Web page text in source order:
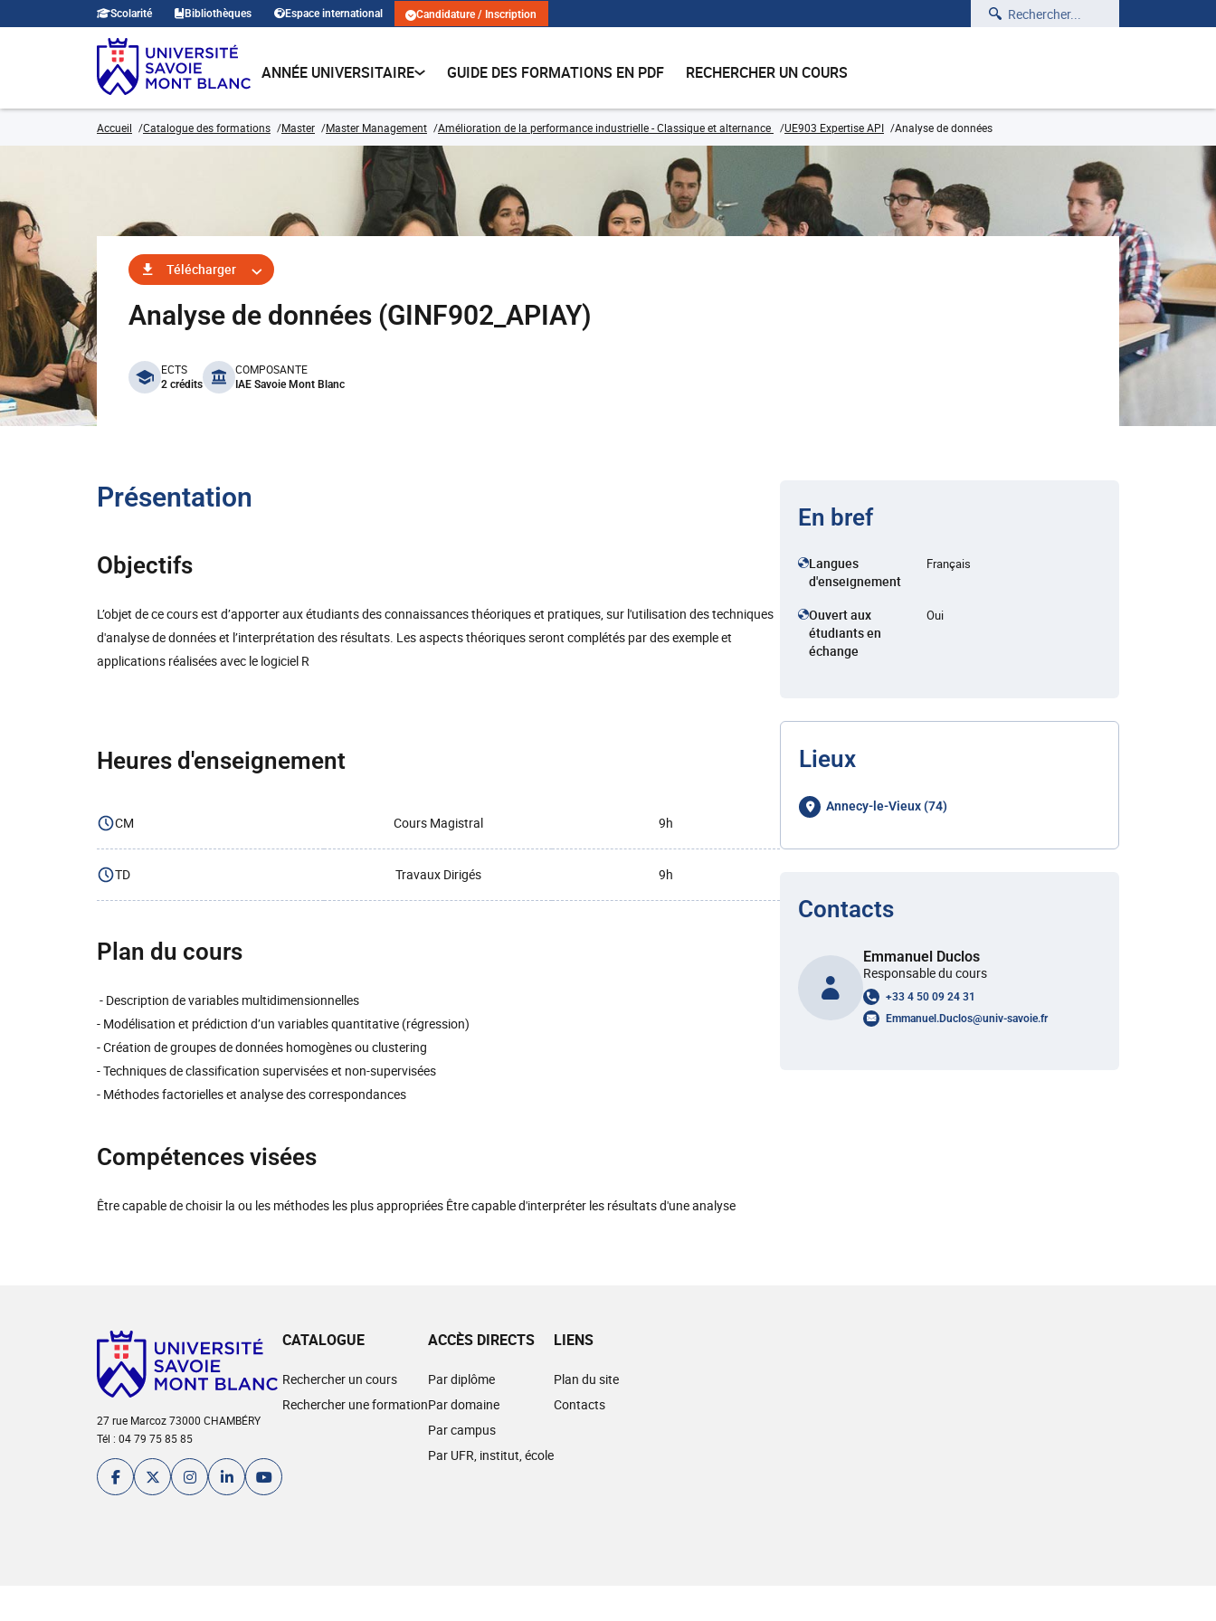
Scolarité Bibliothèques Espace international Candidature / Inscription Rechercher
ANNÉE UNIVERSITAIRE GUIDE DES FORMATIONS EN PDF RECHERCHER UN COURS
Accueil Catalogue des formations Master Master Management Amélioration de la performance industrielle - Classique et alternance UE903 Expertise API Analyse de données
Télécharger
Analyse de données (GINF902_APIAY)
benefits
ECTS
2 crédits
COMPOSANTE
IAE Savoie Mont Blanc
Présentation
Objectifs
L’objet de ce cours est d’apporter aux étudiants des connaissances théoriques et pratiques, sur l'utilisation des techniques
d'analyse de données et l’interprétation des résultats. Les aspects théoriques seront complétés par des exemple et
applications réalisées avec le logiciel R
Heures d'enseignement
CM Cours Magistral 9h
TD Travaux Dirigés 9h
Plan du cours
- Description de variables multidimensionnelles
- Modélisation et prédiction d’un variables quantitative (régression)
- Création de groupes de données homogènes ou clustering
- Techniques de classification supervisées et non-supervisées
- Méthodes factorielles et analyse des correspondances
Compétences visées
Être capable de choisir la ou les méthodes les plus appropriées Être capable d'interpréter les résultats d'une analyse
En bref
Langues
d'enseignement
Français
Ouvert aux
étudiants en
échange
Oui
Lieux
Annecy-le-Vieux (74)
Contacts
Emmanuel Duclos
Responsable du cours
+33 4 50 09 24 31
Emmanuel.Duclos@univ-savoie.fr
27 rue Marcoz 73000 CHAMBÉRY
Tél : 04 79 75 85 85
CATALOGUE
Rechercher un cours
Rechercher une formation
ACCÈS DIRECTS
Par diplôme
Par domaine
Par campus
Par UFR, institut, école
LIENS
Plan du site
Contacts